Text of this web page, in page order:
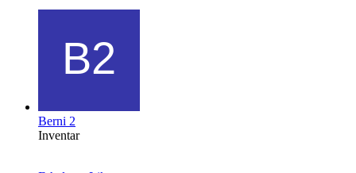
Berni 2
Inventar